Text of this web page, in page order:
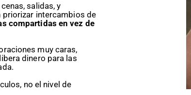
salidas, y
priorizar intercambios de
compartidas en vez de
muy caras,
dinero para las
no el nivel de